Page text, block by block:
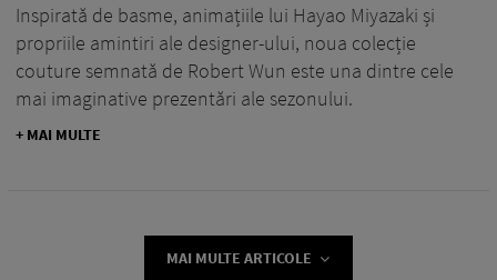
Inspirată de basme, animațiile lui Hayao Miyazaki și
propriile amintiri ale designer-ului, noua colecție
couture semnată de Robert Wun este una dintre cele
mai imaginative prezentări ale sezonului.
+ MAI MULTE
MAI MULTE ARTICOLE